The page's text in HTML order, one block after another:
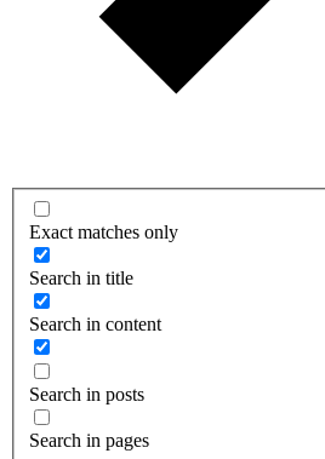
Exact matches only
Search in title
Search in content
Search in posts
Search in pages